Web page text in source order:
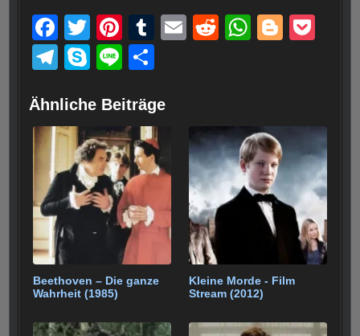
F
a
c
e
b
o
o
k
T
wi
tt
er
Pi
nt
er
e
st
T
bl
r
E
R
t
W
A
p
p
Bl
er
T
e
gr
a
m
S
p
e
Li
e
e
n
Ähnliche Beiträge
Beethoven – Die ganze
Wahrheit (1985)
Kleine Morde - Film
Stream (2012)